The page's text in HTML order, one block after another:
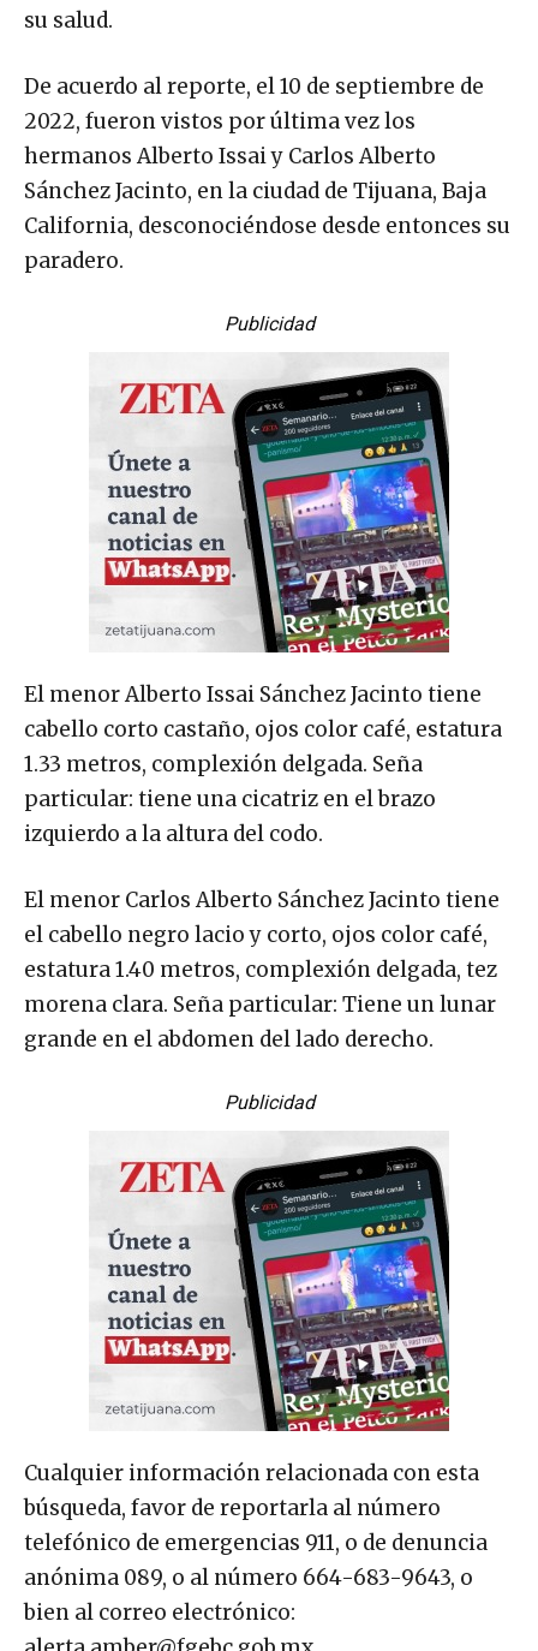
su salud.
De acuerdo al reporte, el 10 de septiembre de
2022, fueron vistos por última vez los
hermanos Alberto Issai y Carlos Alberto
Sánchez Jacinto, en la ciudad de Tijuana, Baja
California, desconociéndose desde entonces su
paradero.
Publicidad
El menor Alberto Issai Sánchez Jacinto tiene
cabello corto castaño, ojos color café, estatura
1.33 metros, complexión delgada. Seña
particular: tiene una cicatriz en el brazo
izquierdo a la altura del codo.
El menor Carlos Alberto Sánchez Jacinto tiene
el cabello negro lacio y corto, ojos color café,
estatura 1.40 metros, complexión delgada, tez
morena clara. Seña particular: Tiene un lunar
grande en el abdomen del lado derecho.
Publicidad
Cualquier información relacionada con esta
búsqueda, favor de reportarla al número
telefónico de emergencias 911, o de denuncia
anónima 089, o al número 664-683-9643, o
bien al correo electrónico: